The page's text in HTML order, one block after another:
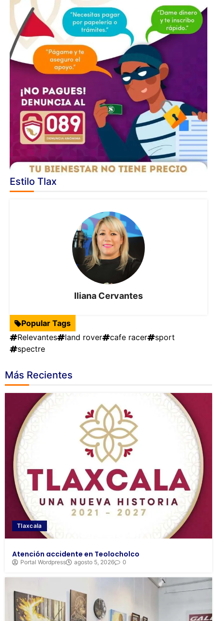
Estilo Tlax
Iliana Cervantes
Popular Tags
Relevantes
land rover cafe racer
sport
spectre
Más Recientes
Tlaxcala
Atención accidente en Teolocholco
Portal Wordpress agosto 5, 2026 0